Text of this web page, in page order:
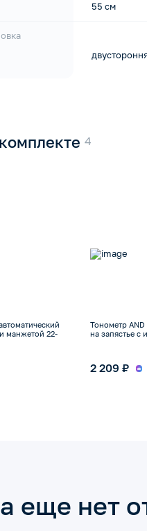
55 см
манжетой 22-
Тонометр AND
на запястье с
2 209 ₽
еще нет